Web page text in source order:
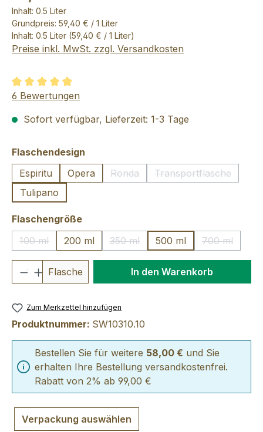
Inhalt: 0.5 Liter
Grundpreis: 59,40 € / 1 Liter
Inhalt: 0.5 Liter (59,40 € / 1 Liter)
Preise inkl. MwSt. zzgl. Versandkosten
Durchschnittliche Bewertung von 4.92 von 5 Sternen
6 Bewertungen
Sofort verfügbar, Lieferzeit: 1-3 Tage
Flaschendesign
Espiritu
Opera Ronda
(Diese Option ist zurzeit nicht
Transportflasche
(Diese Option ist
Tulipano
Flaschengrößeauswählen
100 ml
(Diese Option ist zurzeit nicht verfügbar.)
200 ml 350 ml
(Diese Option ist zurzeit nicht
500 ml 700 ml
(Diese
Produkt Anzahl: Gib den
Flasche In den Warenkorb
Zum Merkzettel hinzufügen
Produktnummer: SW10310.10
Bestellen Sie für weitere 58,00 € und Sie
erhalten Ihre Bestellung versandkostenfrei.
Rabatt von 2% ab 99,00 €
Verpackung auswählen